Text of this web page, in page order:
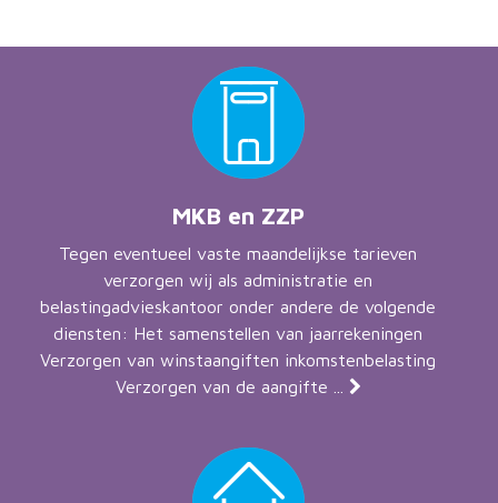
MKB en ZZP
Tegen eventueel vaste maandelijkse tarieven
verzorgen wij als administratie en
belastingadvieskantoor onder andere de volgende
diensten: Het samenstellen van jaarrekeningen
Verzorgen van winstaangiften inkomstenbelasting
Verzorgen van de aangifte ...